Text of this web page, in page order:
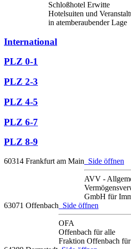
Schloßhotel Erwitte
Hotelsuiten und
in atemberaubender Lage
International
PLZ 0-1
PLZ 2-3
PLZ 4-5
PLZ 6-7
PLZ 8-9
60314 Frankfurt am Main Side öffnen
AVV -
GmbH für
63071 Offenbach Side öffnen
OFA
Offenbach für alle
Fraktion Offenbach